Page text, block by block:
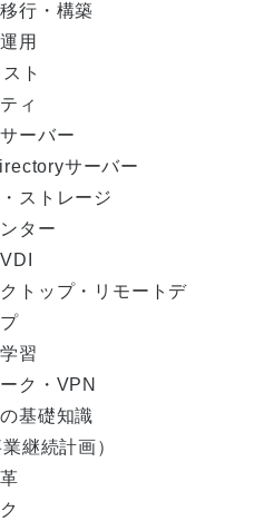
行・構築
用
ト
ィ
ーバー
サーバー
ストレージ
ター
トップ・リモートデ
習
ク・VPN
基礎知識
継続計画）